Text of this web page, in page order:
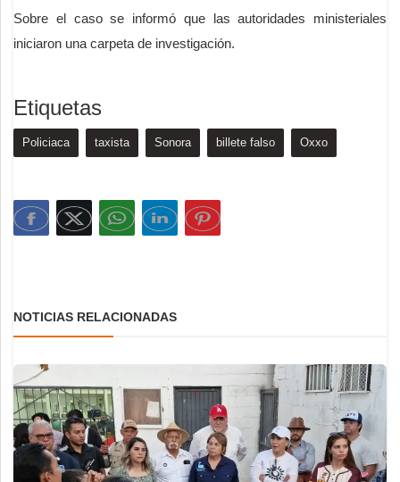
Sobre el caso se informó que las autoridades ministeriales
iniciaron una carpeta de investigación.
Etiquetas
Policiaca taxista Sonora billete falso Oxxo
NOTICIAS RELACIONADAS